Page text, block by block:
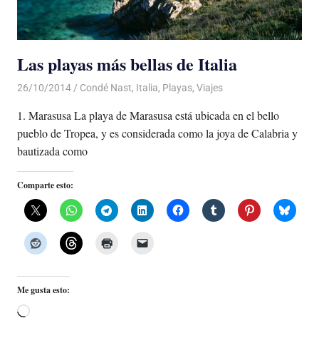
Las playas más bellas de Italia
26/10/2014 Luis Castellanos
Condé Nast, Italia, Playas, Viajes
1. Marasusa La playa de Marasusa está ubicada en el bello
pueblo de Tropea, y es considerada como la joya de Calabria y
bautizada como
Comparte esto:
Me gusta esto:
Cargando...